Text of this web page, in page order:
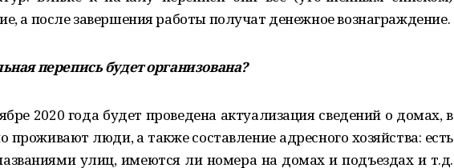
а после завершения работы получат денежное вознаграждение.
перепись будет организована?
2020 года будет проведена актуализация сведений о домах, в
проживают люди, а также составление адресного хозяйства: есть
улиц, имеются ли номера на домах и подъездах и т.д.